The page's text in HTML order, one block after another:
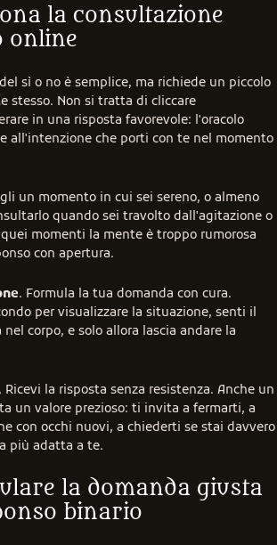
la consultazione
online
sì o no è semplice, ma richiede un piccolo
stesso. Non si tratta di cliccare
in una risposta favorevole: l'oracolo
all'intenzione che porti con te nel momento
un momento in cui sei sereno, o almeno
quando sei travolto dall'agitazione o
momenti la mente è troppo rumorosa
con apertura.
. Formula la tua domanda con cura.
per visualizzare la situazione, senti il
corpo, e solo allora lascia andare la
. Ricevi la risposta senza resistenza. Anche un
un valore prezioso: ti invita a fermarti, a
con occhi nuovi, a chiederti se stai davvero
più adatta a te.
la domanda giusta
binario